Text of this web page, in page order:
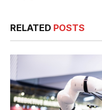
RELATED POSTS